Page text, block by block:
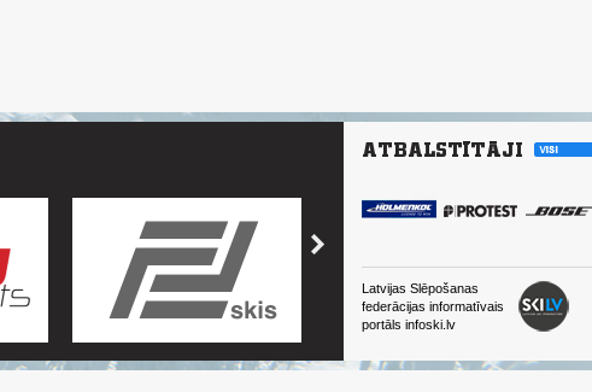
Latvijas Slēpošanas
federācijas informatīvais
portāls infoski.lv